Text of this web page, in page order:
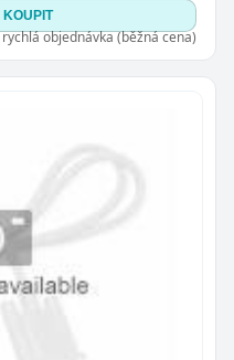
KOUPIT
rychlá objednávka (běžná cena)